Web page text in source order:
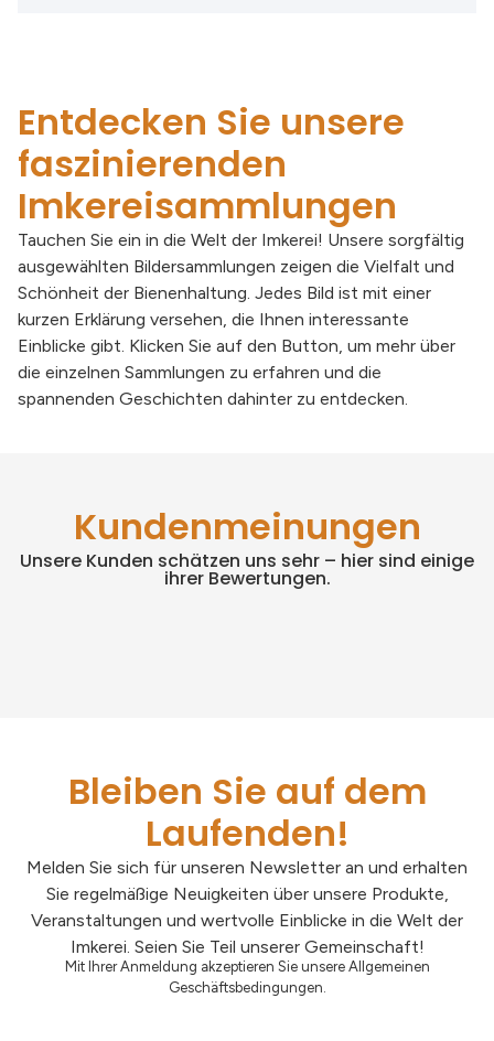
Entdecken Sie unsere
faszinierenden
Imkereisammlungen
Tauchen Sie ein in die Welt der Imkerei! Unsere sorgfältig
ausgewählten Bildersammlungen zeigen die Vielfalt und
Schönheit der Bienenhaltung. Jedes Bild ist mit einer
kurzen Erklärung versehen, die Ihnen interessante
Einblicke gibt. Klicken Sie auf den Button, um mehr über
die einzelnen Sammlungen zu erfahren und die
spannenden Geschichten dahinter zu entdecken.
Kundenmeinungen
Unsere Kunden schätzen uns sehr – hier sind einige
ihrer Bewertungen.
Bleiben Sie auf dem
Laufenden!
Melden Sie sich für unseren Newsletter an und erhalten
Sie regelmäßige Neuigkeiten über unsere Produkte,
Veranstaltungen und wertvolle Einblicke in die Welt der
Imkerei. Seien Sie Teil unserer Gemeinschaft!
Mit Ihrer Anmeldung akzeptieren Sie unsere Allgemeinen
Geschäftsbedingungen.